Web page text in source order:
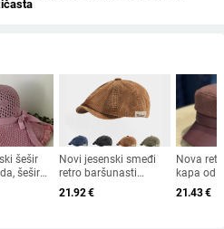
šešir
šešir
šešir
za
Novi jesenski smeđi
retro baršunasti
osmerokutni šešir za
muškarce i žene,
21.92€
Nova
kapa od
krzna za
2025. za
21.43€